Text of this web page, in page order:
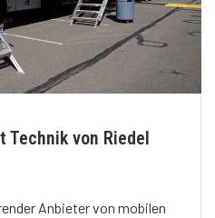
Technik von Riedel
Anbieter von mobilen